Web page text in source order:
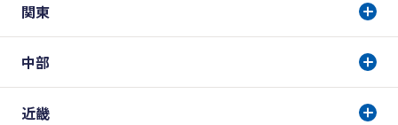
関東
中部
近畿